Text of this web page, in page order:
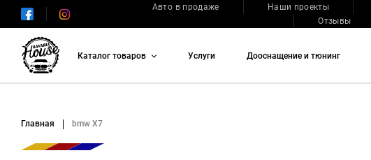
Авто в продаже Наши проекты
Отзывы
Каталог товаров Услуги Дооснащение и тюнинг
Главная bmw X7